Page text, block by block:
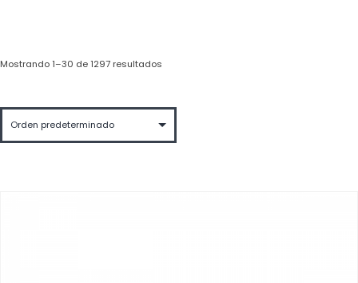
Mostrando 1–30 de 1297 resultados